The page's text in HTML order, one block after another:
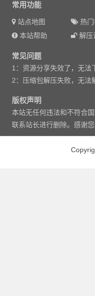
常用功能
站点地图 热门
本站帮助
解压
常见问题
1：资源分享失效了，无法
2：压缩包解压失败，无法
版权声明
本站无任何违法和不符合
联系站长进行删除。感谢